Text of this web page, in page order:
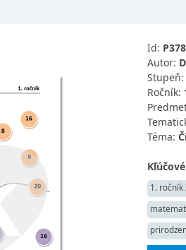
Id:
Autor:
Stupeň:
Ročník:
Téma:
1. ročník